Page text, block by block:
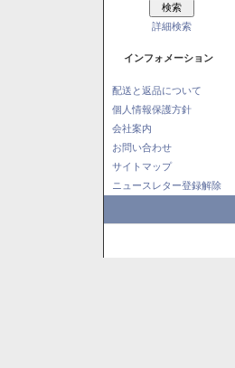
詳細検索
インフォメーション
配送と返品について
個人情報保護方針
会社案内
お問い合わせ
サイトマップ
ニュースレター登録解除